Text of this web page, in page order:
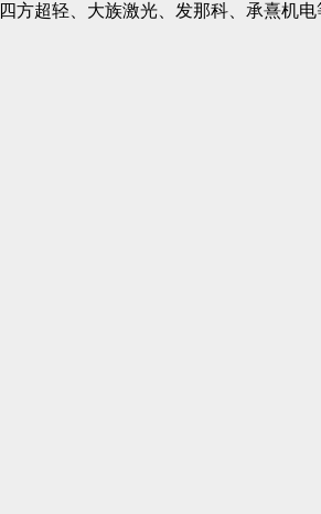
方超轻、大族激光、发那科、承熹机